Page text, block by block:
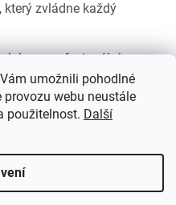
umožnili pohodlné
webu neustále
použitelnost. Další
který zvládne každý
Jak na profesionální